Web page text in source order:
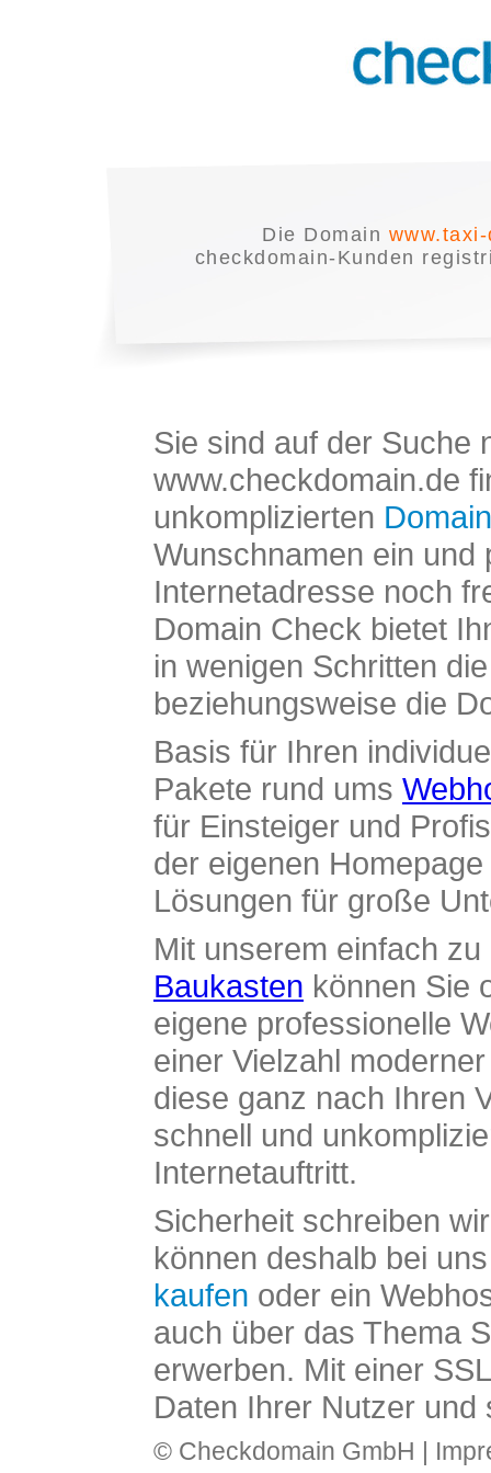
Die Domain
checkdomain-Kunden
Sie sind auf der Suche
www.checkdomain.de
unkomplizierten
Wunschnamen ein und
Internetadresse noch
Domain Check bietet
in wenigen Schritten
beziehungsweise die
Basis für Ihren
Pakete rund ums
für Einsteiger und
der eigenen
Lösungen für große
Mit unserem einfach
Baukasten können Sie
eigene professionelle
einer Vielzahl
diese ganz nach Ihren
schnell und
Internetauftritt.
Sicherheit schreiben
können deshalb bei
kaufen oder ein
auch über das Thema
erwerben. Mit einer
Daten Ihrer Nutzer und
© Checkdomain GmbH |